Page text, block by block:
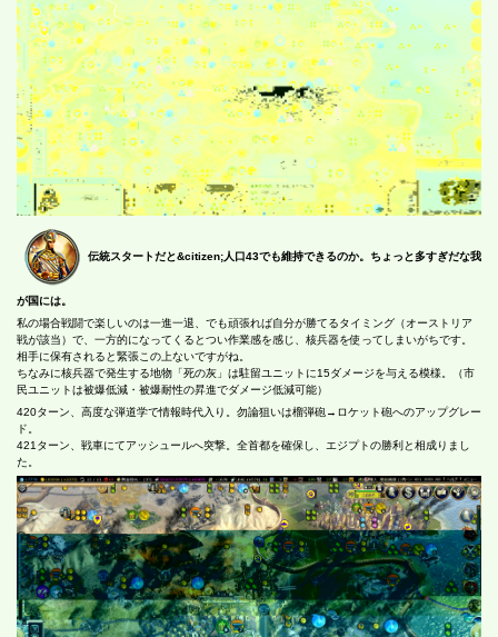
伝統スタートだと&citizen;人口43でも維持できるのか。ちょっと多すぎだな我
が国には。
私の場合戦闘で楽しいのは一進一退、でも頑張れば自分が勝てるタイミング（オーストリア
戦が該当）で、一方的になってくるとつい作業感を感じ、核兵器を使ってしまいがちです。
相手に保有されると緊張この上ないですがね。
ちなみに核兵器で発生する地物「死の灰」は駐留ユニットに15ダメージを与える模様。（市
民ユニットは被爆低減・被爆耐性の昇進でダメージ低減可能）
420ターン、高度な弾道学で情報時代入り。勿論狙いは榴弾砲→ロケット砲へのアップグレー
ド。
421ターン、戦車にてアッシュールへ突撃。全首都を確保し、エジプトの勝利と相成りまし
た。